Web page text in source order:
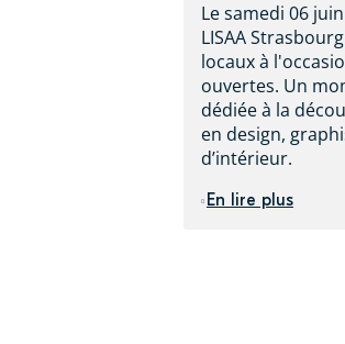
Le samedi 06
LISAA
locaux à
ouvertes. Un
dédiée à la
en design,
d’intérieur.
En lire plus